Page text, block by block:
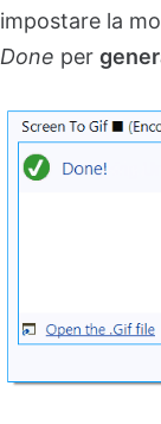
impostare la
Done per